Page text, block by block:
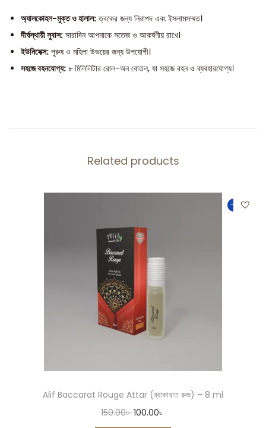
অ্যালকোহল-মুক্ত ও হালাল:ত্বকের জন্য নিরাপদ এবং ইসলামসম্মত।
দীর্ঘস্থায়ী সুবাস: সারাদিন আপনাকে সতেজ ও আকর্ষণীয় রাখে।
ইউনিসেক্স: পুরুষ ও মহিলা উভয়ের জন্য উপযোগী।
সহজে বহনযোগ্য: ৮ মিলিলিটার রোল-অন বোতল, যা সহজে বহন ও ব্যবহারযোগ্য।
Related products
-33%
Alif Baccarat Rouge Attar (ব্যাকারাত রুজ) – 8 ml
150.00৳ 100.00৳